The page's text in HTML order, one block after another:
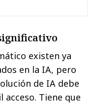
existen ya
en la IA, pero
de IA debe
acceso. Tiene que